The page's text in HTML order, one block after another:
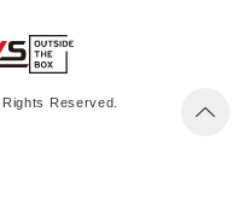
Reserved.